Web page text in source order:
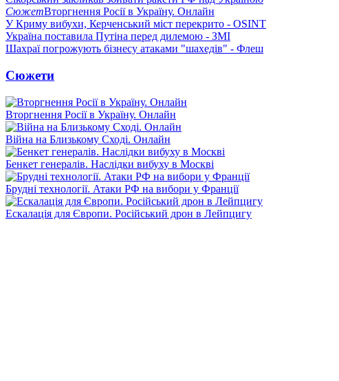
СюжетВторгнення Росії в Україну. Онлайн
У Криму вибухи, Керченський міст перекрито - OSINT
Україна поставила Путіна перед дилемою - ЗМІ
Шахраї погрожують бізнесу атаками "шахедів" - Флеш
Сюжети
Вторгнення Росії в Україну. Онлайн
Війна на Близькому Сході. Онлайн
Бенкет генералів. Наслідки вибуху в Москві
Брудні технології. Атаки РФ на вибори у Франції
Ескалація для Європи. Російський дрон в Лейпцигу